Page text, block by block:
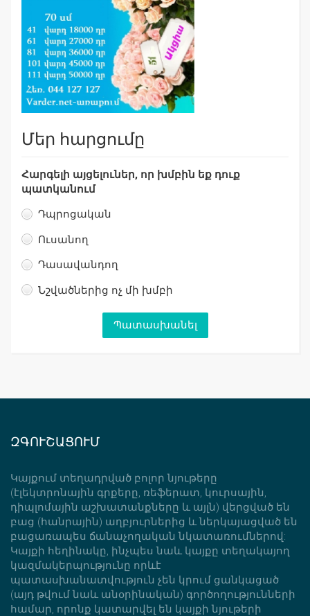
Մեր հարցումը
Հարգելի այցելուներ, որ խմբին եք դուք
պատկանում
Դպրոցական
Ուսանող
Դասավանդող
Նշվածներից ոչ մի խմբի
ԶԳՈՒՇԱՑՈՒՄ
Կայքում տեղադրված բոլոր նյութերը
(էլեկտրոնային գրքերը, ռեֆերատ, կուրսային,
դիպլոմային աշխատանքները և այլն) վերցված են
բաց (հանրային) աղբյուրներից և ներկայացված են
բացառապես ճանաչողական նկատառումներով:
Կայքի հեղինակը, ինչպես նաև կայքը տեղակայող
կազմակերպությունը որևէ
պատասխանատվություն չեն կրում ցանկացած
(այդ թվում նաև անօրինական) գործողությունների
համար, որոնք կատարվել են կայքի նյութերի